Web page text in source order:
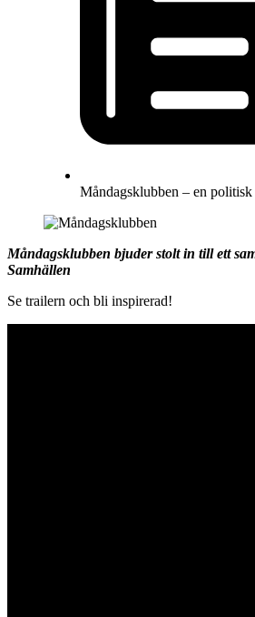
Måndagsklubben – en
Måndagsklubben bjuder stolt in till ett
Samhällen
Se trailern och bli inspirerad!